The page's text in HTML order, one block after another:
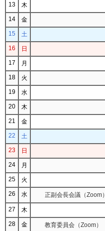
13
木
14
金
15
土
16
日
17
月
18
火
19
水
20
木
21
金
22
土
23
日
24
月
25
火
26
水 正副会長会議（Zoom）
27
木
28
金 教育委員会（Zoom）